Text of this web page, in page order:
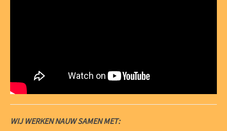
WIJ WERKEN NAUW SAMEN MET: